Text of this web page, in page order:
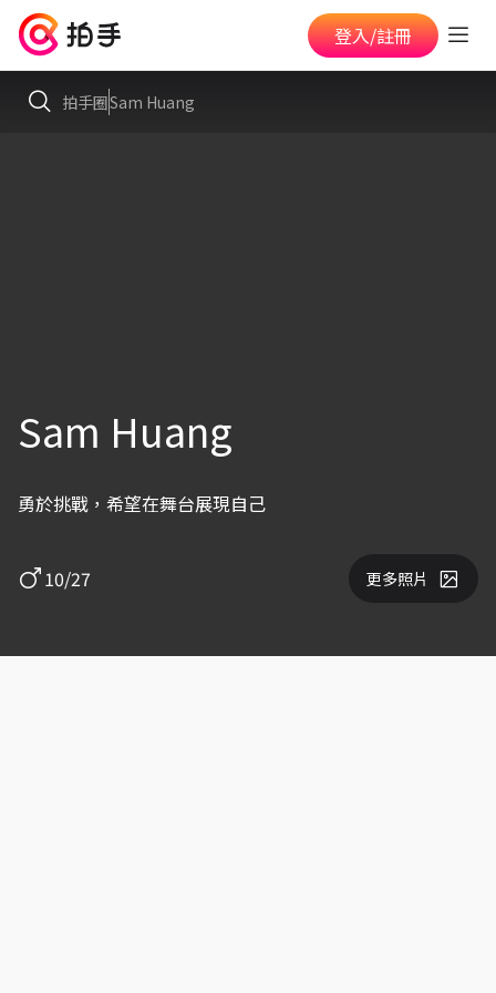
登入/註冊
拍手圈Sam Huang
Sam Huang
勇於挑戰，希望在舞台展現自己
10/27 更多照片